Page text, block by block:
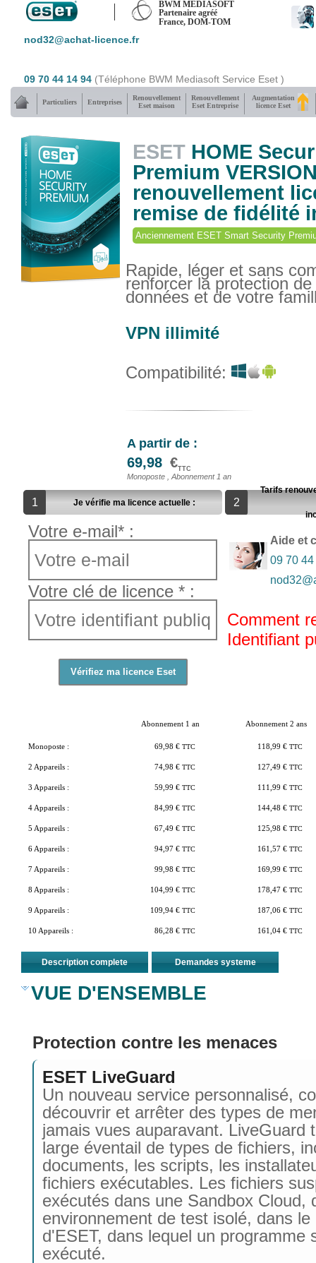
BWM MEDIASOFT
Partenaire agréé
France, DOM-TOM
nod32@achat-licence.fr
09 70 44 14 94 (Téléphone BWM Mediasoft Service Eset )
Particuliers Entreprises
Renouvellement
Eset maison
Renouvellement
Eset Entreprise
Augmentation
licence Eset
ESET HOME
Premium
renouvellement
remise de fidélité
Anciennement ESET Smart Security
Rapide, léger et sans
renforcer la protection
données et de votre
VPN illimité
Compatibilité:
A partir de :
69,98 €TTC
Monoposte , Abonnement 1 an
1 Je vérifie ma licence actuelle : 2
Tarifs
Votre e-mail* :
Votre clé de licence * :
Aide et
09 70
Comment
Identifiant
Abonnement 1 an Abonnement 2 ans
Monoposte : 69,98 €TTC 118,99 €TTC
2 Appareils : 74,98 €TTC 127,49 €TTC
3 Appareils : 59,99 €TTC 111,99 €TTC
4 Appareils : 84,99 €TTC 144,48 €TTC
5 Appareils : 67,49 €TTC 125,98 €TTC
6 Appareils : 94,97 €TTC 161,57 €TTC
7 Appareils : 99,98 €TTC 169,99 €TTC
8 Appareils : 104,99 €TTC 178,47 €TTC
9 Appareils : 109,94 €TTC 187,06 €TTC
10 Appareils : 86,28 €TTC 161,04 €TTC
Description complete Demandes systeme
VUE D'ENSEMBLE
Protection contre les menaces
ESET LiveGuard
Un nouveau service personnalisé,
découvrir et arrêter des types de
jamais vues auparavant. LiveGuard
large éventail de types de fichiers,
documents, les scripts, les
fichiers exécutables. Les fichiers
exécutés dans une Sandbox Cloud,
environnement de test isolé, dans le
d'ESET, dans lequel un programme
exécuté.